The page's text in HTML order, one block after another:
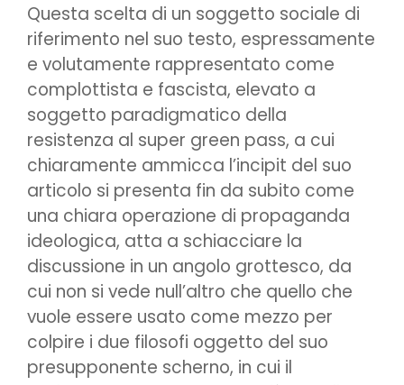
Questa scelta di un soggetto sociale di
riferimento nel suo testo, espressamente
e volutamente rappresentato come
complottista e fascista, elevato a
soggetto paradigmatico della
resistenza al super green pass, a cui
chiaramente ammicca l’incipit del suo
articolo si presenta fin da subito come
una chiara operazione di propaganda
ideologica, atta a schiacciare la
discussione in un angolo grottesco, da
cui non si vede null’altro che quello che
vuole essere usato come mezzo per
colpire i due filosofi oggetto del suo
presupponente scherno, in cui il